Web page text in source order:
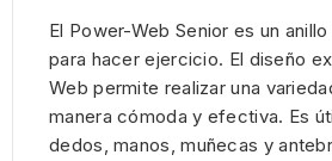
El Power-Web Senior es un
para hacer ejercicio. El diseño
Web permite realizar una
manera cómoda y efectiva. Es
dedos, manos, muñecas y